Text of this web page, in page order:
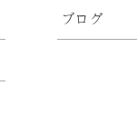
ブログ